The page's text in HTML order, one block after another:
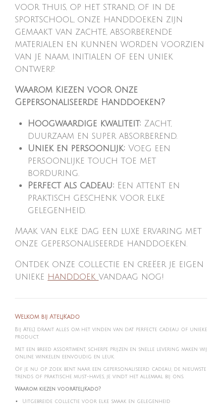
voor thuis, op het strand, of in de
sportschool, onze handdoeken zijn
gemaakt van zachte, absorberende
materialen en kunnen worden voorzien
van je naam, initialen of een uniek
ontwerp.
Waarom Kiezen voor Onze
Gepersonaliseerde Handdoeken?
Hoogwaardige kwaliteit: Zacht,
duurzaam en super absorberend.
Uniek en persoonlijk: Voeg een
persoonlijke touch toe met
borduring.
Perfect als cadeau: Een attent en
praktisch geschenk voor elke
gelegenheid.
Maak van elke dag een luxe ervaring met
onze gepersonaliseerde handdoeken.
Ontdek onze collectie en creëer je eigen
unieke handdoek vandaag nog!
Welkom bij AteljKado
Bij Atel'J draait alles om het vinden van dat perfecte cadeau of unieke
product.
Met een breed assortiment, scherpe prijzen en snelle levering maken wij
online winkelen eenvoudig en leuk.
Of je nu op zoek bent naar een gepersonaliseerd cadeau, de nieuwste
trends of praktische must-haves, je vindt het allemaal bij ons.
Waarom kiezen voorAteljKado?
Uitgebreide collectie voor elke smaak en gelegenheid